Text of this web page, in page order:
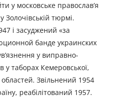
у московське православ’я
Золочівській тюрмі.
і засуджений «за
банде украинских
у виправно-
у таборах Кемеровської,
Звільнений 1954
реабілітований 1957.